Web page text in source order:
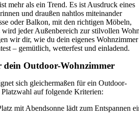
mehr als ein Trend. Es ist Ausdruck eines
und draußen nahtlos miteinander
oder Balkon, mit den richtigen Möbeln,
wird jeder Außenbereich zur stilvollen
wir dir, wie du dein eigenes Wohnzimmer
– gemütlich, wetterfest und einladend.
Outdoor-Wohnzimmer
sich gleichermaßen für ein Outdoor-
auf folgende Kriterien:
mit Abendsonne lädt zum Entspannen